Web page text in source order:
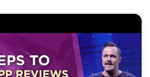
des avis 5 étoiles sur votre